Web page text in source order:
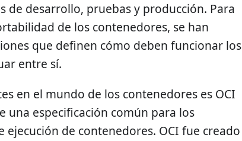
desarrollo, pruebas y producción. Para
de los contenedores, se han
que definen cómo deben funcionar los
entre sí.
en el mundo de los contenedores es OCI
una especificación común para los
de contenedores. OCI fue creado